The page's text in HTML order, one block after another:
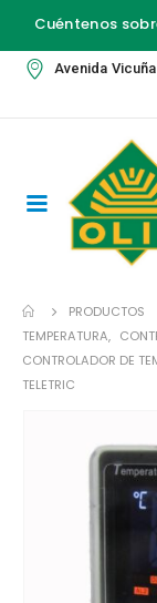
Cuéntenos
Avenida
PRODUCTOS
TEMPERATURA,
CONTROLADOR DE
TELETRIC